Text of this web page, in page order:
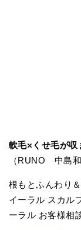
軟毛×くせ毛が収
（RUNO 中島和
根もとふんわり
イーラル スカル
ーラル お客様相